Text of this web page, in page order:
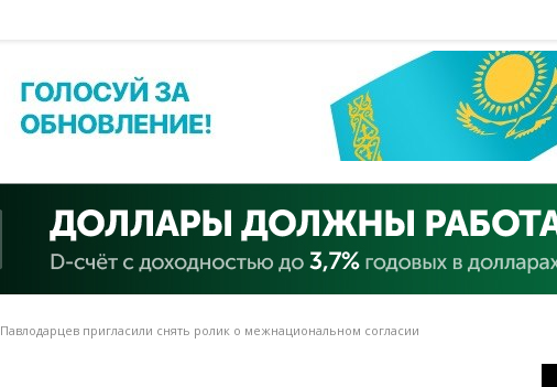
Павлодарцев пригласили снять ролик о межнациональном согласии